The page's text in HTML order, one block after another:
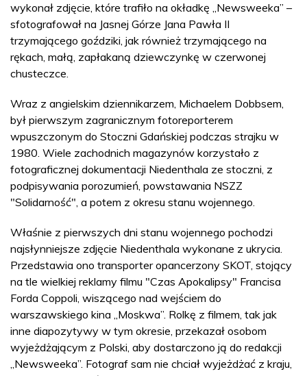
wykonał zdjęcie, które trafiło na okładkę „Newsweeka” –
sfotografował na Jasnej Górze Jana Pawła II
trzymającego goździki, jak również trzymającego na
rękach, małą, zapłakaną dziewczynkę w czerwonej
chusteczce.
Wraz z angielskim dziennikarzem, Michaelem Dobbsem,
był pierwszym zagranicznym fotoreporterem
wpuszczonym do Stoczni Gdańskiej podczas strajku w
1980. Wiele zachodnich magazynów korzystało z
fotograficznej dokumentacji Niedenthala ze stoczni, z
podpisywania porozumień, powstawania NSZZ
"Solidarność", a potem z okresu stanu wojennego.
Właśnie z pierwszych dni stanu wojennego pochodzi
najsłynniejsze zdjęcie Niedenthala wykonane z ukrycia.
Przedstawia ono transporter opancerzony SKOT, stojący
na tle wielkiej reklamy filmu "Czas Apokalipsy" Francisa
Forda Coppoli, wiszącego nad wejściem do
warszawskiego kina „Moskwa”. Rolkę z filmem, tak jak
inne diapozytywy w tym okresie, przekazał osobom
wyjeżdżającym z Polski, aby dostarczono ją do redakcji
„Newsweeka”. Fotograf sam nie chciał wyjeżdżać z kraju,